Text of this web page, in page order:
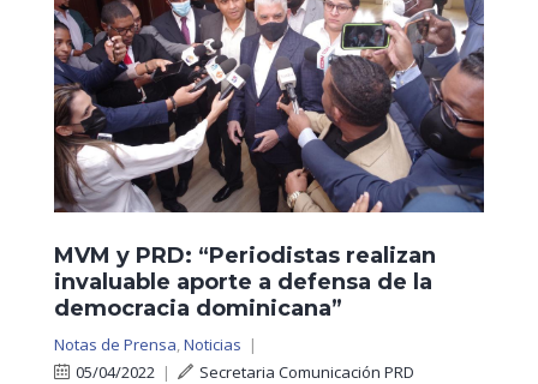
MVM y PRD: “Periodistas realizan
invaluable aporte a defensa de la
democracia dominicana”
Notas de Prensa,Noticias |
05/04/2022 | Secretaria Comunicación PRD